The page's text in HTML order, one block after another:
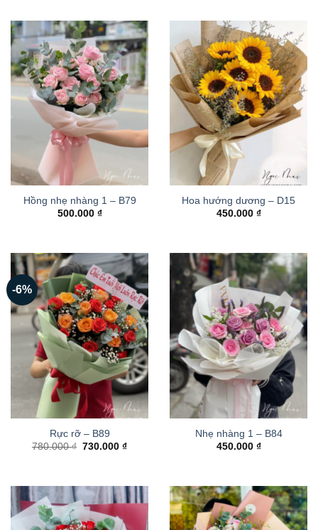
Hồng nhẹ nhàng 1 – B79
500.000 ₫
Hoa hướng dương – D15
450.000 ₫
-6%
Rực rỡ – B89
780.000₫ Giá
730.000₫Giá
Nhẹ nhàng 1 – B84
450.000 ₫